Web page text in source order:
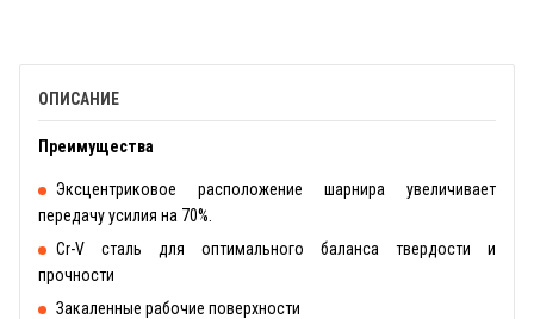
ОПИСАНИЕ
Преимущества
Эксцентриковое расположение шарнира увеличивает
передачу усилия на 70%.
Сr-V сталь для оптимального баланса твердости и
прочности
Закаленные рабочие поверхности